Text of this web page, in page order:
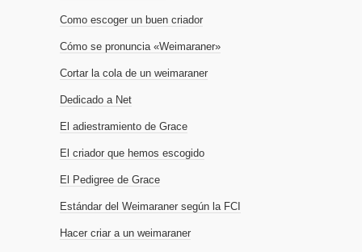
Como escoger un buen criador
Cómo se pronuncia «Weimaraner»
Cortar la cola de un weimaraner
Dedicado a Net
El adiestramiento de Grace
El criador que hemos escogido
El Pedigree de Grace
Estándar del Weimaraner según la FCI
Hacer criar a un weimaraner